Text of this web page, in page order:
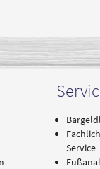
Service